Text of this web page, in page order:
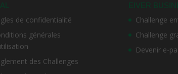
de confidentialité
générales
des Challenges
EIVER
Challenge
Challenge
Devenir e-